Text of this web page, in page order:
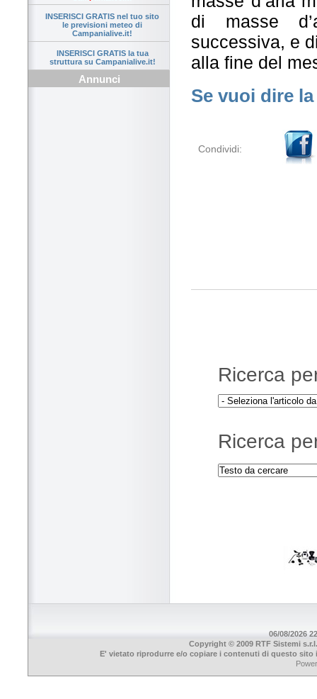
INSERISCI GRATIS nel tuo sito
le previsioni meteo di
Campanialive.it!
INSERISCI GRATIS la tua
struttura su Campanialive.it!
Annunci
di masse
successiva, e
alla fine del
Se vuoi dire
Condividi:
Ricerca
Ricerca
06/08/2026
Copyright © 2009 RTF Sistemi
E' vietato riprodurre e/o copiare i contenuti di questo